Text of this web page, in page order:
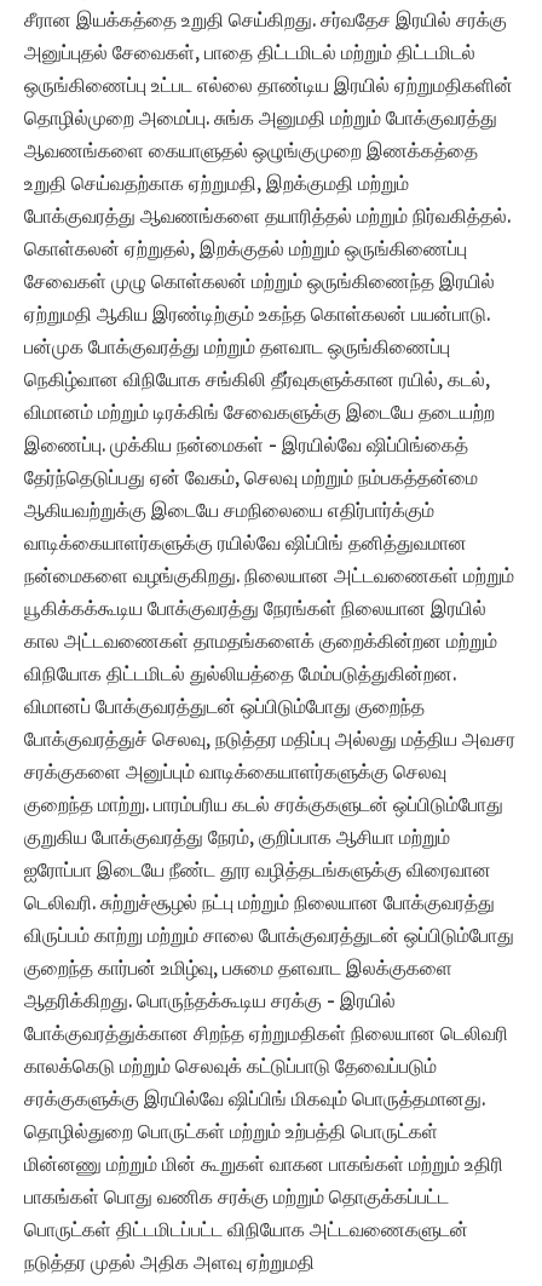
சீரான இயக்கத்தை உறுதி செய்கிறது. சர்வதேச இரயில் சரக்கு
அனுப்புதல் சேவைகள், பாதை திட்டமிடல் மற்றும் திட்டமிடல்
ஒருங்கிணைப்பு உட்பட எல்லை தாண்டிய இரயில் ஏற்றுமதிகளின்
தொழில்முறை அமைப்பு. சுங்க அனுமதி மற்றும் போக்குவரத்து
ஆவணங்களை கையாளுதல் ஒழுங்குமுறை இணக்கத்தை
உறுதி செய்வதற்காக ஏற்றுமதி, இறக்குமதி மற்றும்
போக்குவரத்து ஆவணங்களை தயாரித்தல் மற்றும் நிர்வகித்தல்.
கொள்கலன் ஏற்றுதல், இறக்குதல் மற்றும் ஒருங்கிணைப்பு
சேவைகள் முழு கொள்கலன் மற்றும் ஒருங்கிணைந்த இரயில்
ஏற்றுமதி ஆகிய இரண்டிற்கும் உகந்த கொள்கலன் பயன்பாடு.
பன்முக போக்குவரத்து மற்றும் தளவாட ஒருங்கிணைப்பு
நெகிழ்வான விநியோக சங்கிலி தீர்வுகளுக்கான ரயில், கடல்,
விமானம் மற்றும் டிரக்கிங் சேவைகளுக்கு இடையே தடையற்ற
இணைப்பு. முக்கிய நன்மைகள் - இரயில்வே ஷிப்பிங்கைத்
தேர்ந்தெடுப்பது ஏன் வேகம், செலவு மற்றும் நம்பகத்தன்மை
ஆகியவற்றுக்கு இடையே சமநிலையை எதிர்பார்க்கும்
வாடிக்கையாளர்களுக்கு ரயில்வே ஷிப்பிங் தனித்துவமான
நன்மைகளை வழங்குகிறது. நிலையான அட்டவணைகள் மற்றும்
யூகிக்கக்கூடிய போக்குவரத்து நேரங்கள் நிலையான இரயில்
கால அட்டவணைகள் தாமதங்களைக் குறைக்கின்றன மற்றும்
விநியோக திட்டமிடல் துல்லியத்தை மேம்படுத்துகின்றன.
விமானப் போக்குவரத்துடன் ஒப்பிடும்போது குறைந்த
போக்குவரத்துச் செலவு, நடுத்தர மதிப்பு அல்லது மத்திய அவசர
சரக்குகளை அனுப்பும் வாடிக்கையாளர்களுக்கு செலவு
குறைந்த மாற்று. பாரம்பரிய கடல் சரக்குகளுடன் ஒப்பிடும்போது
குறுகிய போக்குவரத்து நேரம், குறிப்பாக ஆசியா மற்றும்
ஐரோப்பா இடையே நீண்ட தூர வழித்தடங்களுக்கு விரைவான
டெலிவரி. சுற்றுச்சூழல் நட்பு மற்றும் நிலையான போக்குவரத்து
விருப்பம் காற்று மற்றும் சாலை போக்குவரத்துடன் ஒப்பிடும்போது
குறைந்த கார்பன் உமிழ்வு, பசுமை தளவாட இலக்குகளை
ஆதரிக்கிறது. பொருந்தக்கூடிய சரக்கு - இரயில்
போக்குவரத்துக்கான சிறந்த ஏற்றுமதிகள் நிலையான டெலிவரி
காலக்கெடு மற்றும் செலவுக் கட்டுப்பாடு தேவைப்படும்
சரக்குகளுக்கு இரயில்வே ஷிப்பிங் மிகவும் பொருத்தமானது.
தொழில்துறை பொருட்கள் மற்றும் உற்பத்தி பொருட்கள்
மின்னணு மற்றும் மின் கூறுகள் வாகன பாகங்கள் மற்றும் உதிரி
பாகங்கள் பொது வணிக சரக்கு மற்றும் தொகுக்கப்பட்ட
பொருட்கள் திட்டமிடப்பட்ட விநியோக அட்டவணைகளுடன்
நடுத்தர முதல் அதிக அளவு ஏற்றுமதி